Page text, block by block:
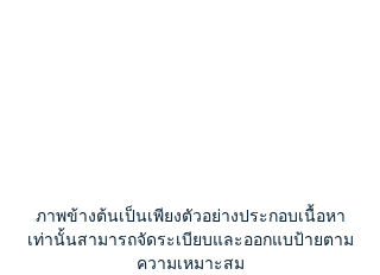
ภาพข้างต้นเป็นเพียงตัวอย่างประกอบเนื้อหา
เท่านั้นสามารถจัดระเบียบและออกแบป้ายตาม
ความเหมาะสม